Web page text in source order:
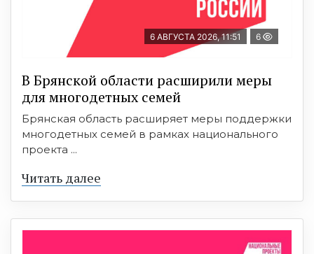
6 АВГУСТА 2026, 11:51 6
В Брянской области расширили меры
для многодетных семей
Брянская область расширяет меры поддержки
многодетных семей в рамках национального
проекта ...
Читать далее